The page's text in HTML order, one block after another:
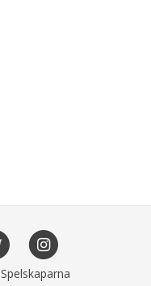
Spelskaparna